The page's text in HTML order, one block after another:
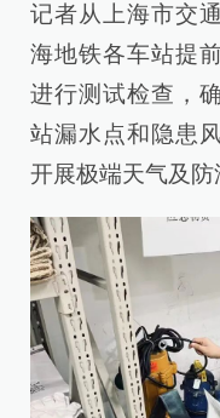
记者从上海市交
海地铁各车站提
进行测试检查，
站漏水点和隐患
开展极端天气及防